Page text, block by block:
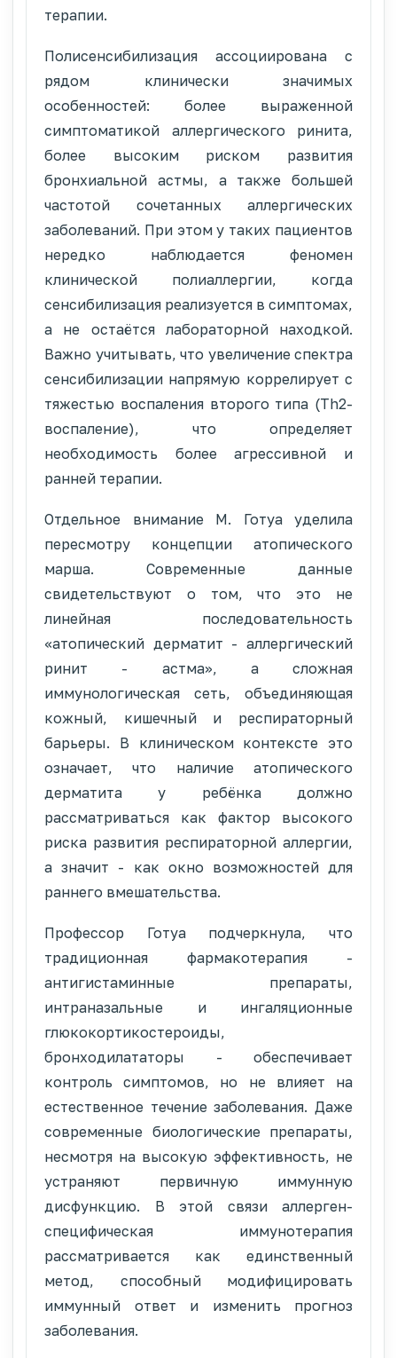
терапии.
Полисенсибилизация ассоциирована с
рядом клинически значимых
особенностей: более выраженной
симптоматикой аллергического ринита,
более высоким риском развития
бронхиальной астмы, а также большей
частотой сочетанных аллергических
заболеваний. При этом у таких пациентов
нередко наблюдается феномен
клинической полиаллергии, когда
сенсибилизация реализуется в симптомах,
а не остаётся лабораторной находкой.
Важно учитывать, что увеличение спектра
сенсибилизации напрямую коррелирует с
тяжестью воспаления второго типа (Th2-
воспаление), что определяет
необходимость более агрессивной и
ранней терапии.
Отдельное внимание М. Готуа уделила
пересмотру концепции атопического
марша. Современные данные
свидетельствуют о том, что это не
линейная последовательность
«атопический дерматит - аллергический
ринит - астма», а сложная
иммунологическая сеть, объединяющая
кожный, кишечный и респираторный
барьеры. В клиническом контексте это
означает, что наличие атопического
дерматита у ребёнка должно
рассматриваться как фактор высокого
риска развития респираторной аллергии,
а значит - как окно возможностей для
раннего вмешательства.
Профессор Готуа подчеркнула, что
традиционная фармакотерапия -
антигистаминные препараты,
интраназальные и ингаляционные
глюкокортикостероиды,
бронходилататоры - обеспечивает
контроль симптомов, но не влияет на
естественное течение заболевания. Даже
современные биологические препараты,
несмотря на высокую эффективность, не
устраняют первичную иммунную
дисфункцию. В этой связи аллерген-
специфическая иммунотерапия
рассматривается как единственный
метод, способный модифицировать
иммунный ответ и изменить прогноз
заболевания.